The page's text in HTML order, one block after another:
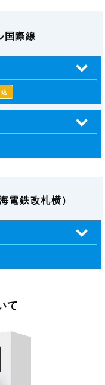
国際線
込
電鉄改札横）
て